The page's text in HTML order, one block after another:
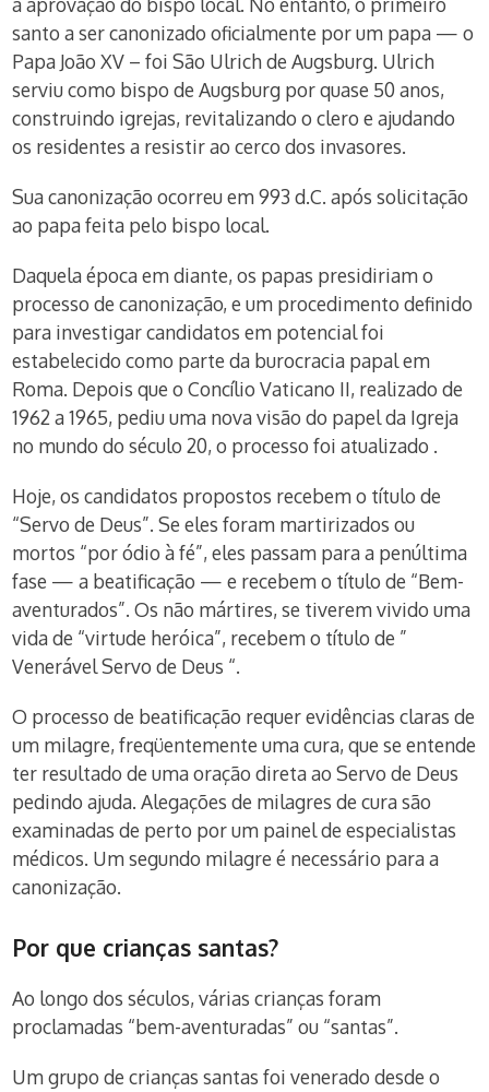
santo a ser canonizado oficialmente por um papa — o
Papa João XV – foi São Ulrich de Augsburg. Ulrich
serviu como bispo de Augsburg por quase 50 anos,
construindo igrejas, revitalizando o clero e ajudando
os residentes a resistir ao cerco dos invasores.
Sua canonização ocorreu em 993 d.C. após solicitação
ao papa feita pelo bispo local.
Daquela época em diante, os papas presidiriam o
processo de canonização, e um procedimento definido
para investigar candidatos em potencial foi
estabelecido como parte da burocracia papal em
Roma. Depois que o Concílio Vaticano II, realizado de
1962 a 1965, pediu uma nova visão do papel da Igreja
no mundo do século 20, o processo foi atualizado .
Hoje, os candidatos propostos recebem o título de
“Servo de Deus”. Se eles foram martirizados ou
mortos “por ódio à fé”, eles passam para a penúltima
fase — a beatificação — e recebem o título de “Bem-
aventurados”. Os não mártires, se tiverem vivido uma
vida de “virtude heróica”, recebem o título de ”
Venerável Servo de Deus “.
O processo de beatificação requer evidências claras de
um milagre, freqüentemente uma cura, que se entende
ter resultado de uma oração direta ao Servo de Deus
pedindo ajuda. Alegações de milagres de cura são
examinadas de perto por um painel de especialistas
médicos. Um segundo milagre é necessário para a
canonização.
Por que crianças santas?
Ao longo dos séculos, várias crianças foram
proclamadas “bem-aventuradas” ou “santas”.
Um grupo de crianças santas foi venerado desde o